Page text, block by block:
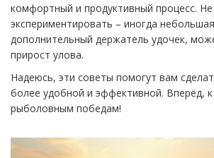
комфортный и продуктивный процесс.
экспериментировать – иногда
дополнительный держатель удочек,
прирост улова.
Надеюсь, эти советы помогут вам
более удобной и эффективной. Вперёд,
рыболовным победам!